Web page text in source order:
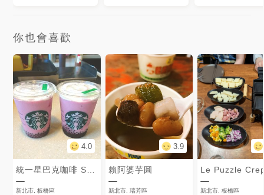
你也會喜歡
4.0
統一星巴克咖啡 Starbucks Coffee
新北市, 板橋區
3.9
賴阿婆芋圓
新北市, 瑞芳區 新北市, 板橋區